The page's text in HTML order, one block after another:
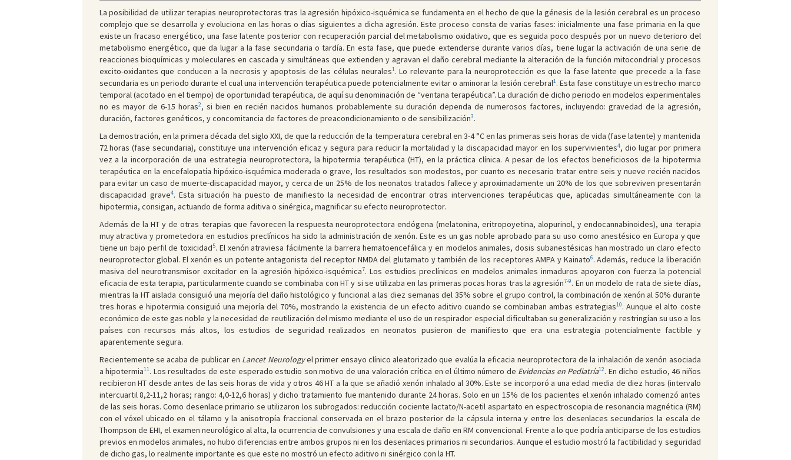
La posibilidad de utilizar terapias neuroprotectoras tras la agresión hipóxico-isquémica se fundamenta en el hecho de que la génesis de la lesión cerebral es un proceso
complejo que se desarrolla y evoluciona en las horas o días siguientes a dicha agresión. Este proceso consta de varias fases: inicialmente una fase primaria en la que
existe un fracaso energético, una fase latente posterior con recuperación parcial del metabolismo oxidativo, que es seguida poco después por un nuevo deterioro del
metabolismo energético, que da lugar a la fase secundaria o tardía. En esta fase, que puede extenderse durante varios días, tiene lugar la activación de una serie de
reacciones bioquímicas y moleculares en cascada y simultáneas que extienden y agravan el daño cerebral mediante la alteración de la función mitocondrial y procesos
excito-oxidantes que conducen a la necrosis y apoptosis de las células neurales1. Lo relevante para la neuroprotección es que la fase latente que precede a la fase
secundaria es un periodo durante el cual una intervención terapéutica puede potencialmente evitar o aminorar la lesión cerebral1. Esta fase constituye un estrecho marco
temporal (acotado en el tiempo) de oportunidad terapéutica, de aquí su denominación de “ventana terapéutica”. La duración de dicho periodo en modelos experimentales
no es mayor de 6-15 horas2, si bien en recién nacidos humanos probablemente su duración dependa de numerosos factores, incluyendo: gravedad de la agresión,
duración, factores genéticos, y concomitancia de factores de preacondicionamiento o de sensibilización3.
La demostración, en la primera década del siglo XXI, de que la reducción de la temperatura cerebral en 3-4 °C en las primeras seis horas de vida (fase latente) y mantenida
72 horas (fase secundaria), constituye una intervención eficaz y segura para reducir la mortalidad y la discapacidad mayor en los supervivientes4, dio lugar por primera
vez a la incorporación de una estrategia neuroprotectora, la hipotermia terapéutica (HT), en la práctica clínica. A pesar de los efectos beneficiosos de la hipotermia
terapéutica en la encefalopatía hipóxico-isquémica moderada o grave, los resultados son modestos, por cuanto es necesario tratar entre seis y nueve recién nacidos
para evitar un caso de muerte-discapacidad mayor, y cerca de un 25% de los neonatos tratados fallece y aproximadamente un 20% de los que sobreviven presentarán
discapacidad grave4. Esta situación ha puesto de manifiesto la necesidad de encontrar otras intervenciones terapéuticas que, aplicadas simultáneamente con la
hipotermia, consigan, actuando de forma aditiva o sinérgica, magnificar su efecto neuroprotector.
Además de la HT y de otras terapias que favorecen la respuesta neuroprotectora endógena (melatonina, eritropoyetina, alopurinol, y endocannabinoides), una terapia
muy atractiva y prometedora en estudios preclínicos ha sido la administración de xenón. Este es un gas noble aprobado para su uso como anestésico en Europa y que
tiene un bajo perfil de toxicidad5. El xenón atraviesa fácilmente la barrera hematoencefálica y en modelos animales, dosis subanestésicas han mostrado un claro efecto
neuroprotector global. El xenón es un potente antagonista del receptor NMDA del glutamato y también de los receptores AMPA y Kainato6. Además, reduce la liberación
masiva del neurotransmisor excitador en la agresión hipóxico-isquémica7. Los estudios preclínicos en modelos animales inmaduros apoyaron con fuerza la potencial
eficacia de esta terapia, particularmente cuando se combinaba con HT y si se utilizaba en las primeras pocas horas tras la agresión7-9. En un modelo de rata de siete días,
mientras la HT aislada consiguió una mejoría del daño histológico y funcional a las diez semanas del 35% sobre el grupo control, la combinación de xenón al 50% durante
tres horas e hipotermia consiguió una mejoría del 70%, mostrando la existencia de un efecto aditivo cuando se combinaban ambas estrategias10. Aunque el alto coste
económico de este gas noble y la necesidad de reutilización del mismo mediante el uso de un respirador especial dificultaban su generalización y restringían su uso a los
países con recursos más altos, los estudios de seguridad realizados en neonatos pusieron de manifiesto que era una estrategia potencialmente factible y
aparentemente segura.
Recientemente se acaba de publicar en Lancet Neurologyel primer ensayo clínico aleatorizado que evalúa la eficacia neuroprotectora de la inhalación de xenón asociada
a hipotermia11. Los resultados de este esperado estudio son motivo de una valoración crítica en el último número de Evidencias en Pediatría12. En dicho estudio, 46 niños
recibieron HT desde antes de las seis horas de vida y otros 46 HT a la que se añadió xenón inhalado al 30%. Este se incorporó a una edad media de diez horas (intervalo
intercuartil 8,2-11,2 horas; rango: 4,0-12,6 horas) y dicho tratamiento fue mantenido durante 24 horas. Solo en un 15% de los pacientes el xenón inhalado comenzó antes
de las seis horas. Como desenlace primario se utilizaron los subrogados: reducción cociente lactato/N-acetil aspartato en espectroscopia de resonancia magnética (RM)
con el vóxel ubicado en el tálamo y la anisotropía fraccional conservada en el brazo posterior de la cápsula interna y entre los desenlaces secundarios la escala de
Thompson de EHI, el examen neurológico al alta, la ocurrencia de convulsiones y una escala de daño en RM convencional. Frente a lo que podría anticiparse de los estudios
previos en modelos animales, no hubo diferencias entre ambos grupos ni en los desenlaces primarios ni secundarios. Aunque el estudio mostró la factibilidad y seguridad
de dicho gas, lo realmente importante es que este no mostró un efecto aditivo ni sinérgico con la HT.